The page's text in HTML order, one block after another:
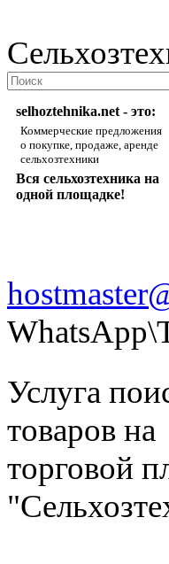
selhoztehnika.net - это:
Коммерческие предложения
о покупке, продаже, аренде
сельхозтехники
Вся сельхозтехника на
одной площадке!
Услуга
товаров на
торговой